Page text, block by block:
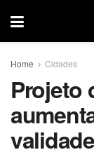
Home Cidades
Projeto